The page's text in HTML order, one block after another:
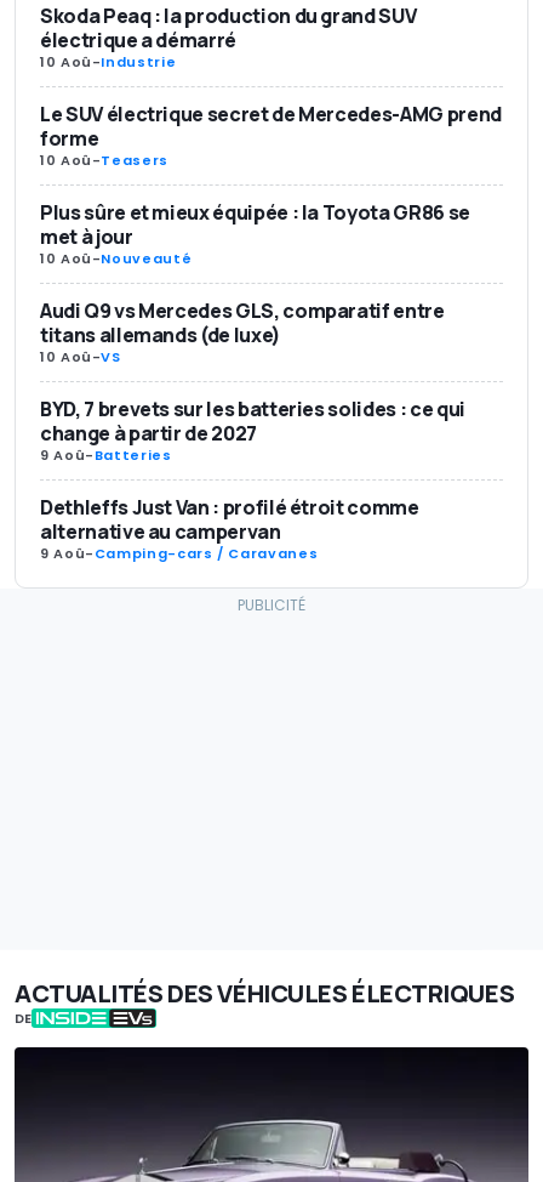
Skoda Peaq : la production du grand SUV
électrique a démarré
10 Aoû-Industrie
Le SUV électrique secret de Mercedes-AMG prend
forme
10 Aoû-Teasers
Plus sûre et mieux équipée : la Toyota GR86 se
met à jour
10 Aoû-Nouveauté
Audi Q9 vs Mercedes GLS, comparatif entre
titans allemands (de luxe)
10 Aoû-VS
BYD, 7 brevets sur les batteries solides : ce qui
change à partir de 2027
9 Aoû-Batteries
Dethleffs Just Van : profilé étroit comme
alternative au campervan
9 Aoû-Camping-cars / Caravanes
ACTUALITÉS DES VÉHICULES ÉLECTRIQUES
DE